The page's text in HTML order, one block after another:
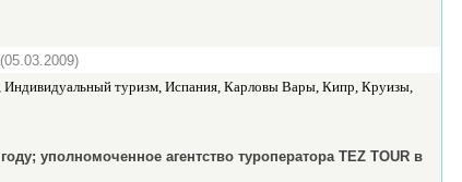
(05.03.2009)
Индивидуальный туризм, Испания, Карловы Вары, Кипр, Круизы,
уполномоченное агентство туроператора TEZ TOUR в